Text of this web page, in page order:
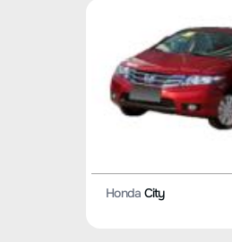
Honda City